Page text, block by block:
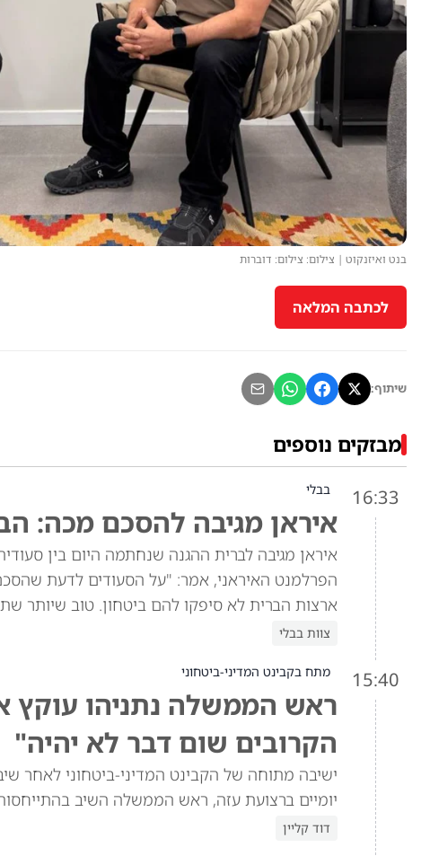
בנט ואיזנקוט | צילום: צילום: דוברות
לכתבה המלאה
שיתוף:
מבזקים נוספים
16:33 בבלי
איראן מגיבה להסכם מכה:
איראן מגיבה לברית ההגנה שנחתמה היום בין
הפרלמנט האיראני, אמר: "על הסעודים לדעת
ארצות הברית לא סיפקו להם ביטחון. טוב שיותר
צוות בבלי
15:40 מתח בקבינט המדיני-ביטחוני
ראש הממשלה נתניהו עוקץ
הקרובים שום דבר לא יהיה"
ישיבה מתוחה של הקבינט המדיני-ביטחוני לאחר
יומיים ברצועת עזה, ראש הממשלה השיב
דוד קליין